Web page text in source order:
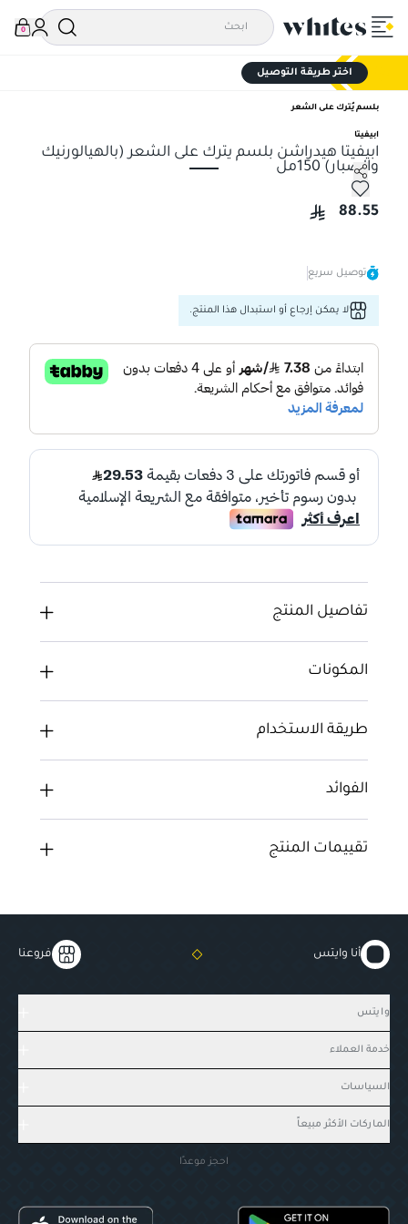
0
اختر طريقة التوصيل
بلسم يُترك على الشعر
ابيفيتا
ابيفيتا هيدراشن بلسم يترك على الشعر (بالهيالورنيك
والصبار) 150مل
ابيفيتا هيدراشن بلسم يترك على الشعر (بالهيالورنيك والصبار) 150مل
88.55
توصيل سريع
لا يمكن إرجاع أو استبدال هذا المنتج.
تفاصيل المنتج
المكونات
طريقة الاستخدام
الفوائد
تقييمات المنتج
أنا وايتس فروعنا
وايتس
خدمة العملاء
السياسات
الماركات الأكثر مبيعاً
احجز موعدًا